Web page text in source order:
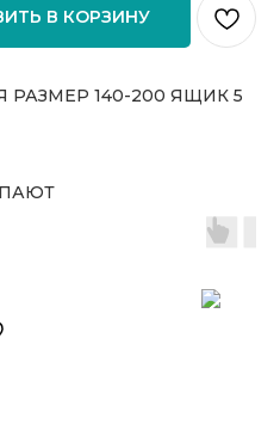
В КОРЗИНУ
РАЗМЕР 140-200 ЯЩИК 5